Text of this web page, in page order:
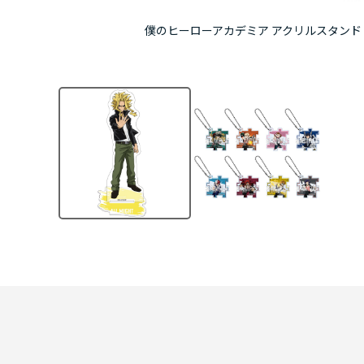
僕のヒーローアカデミア アクリルスタン